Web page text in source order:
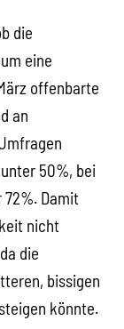
die
eine
offenbarte
an
50%, bei
Damit
nicht
die
bissigen
könnte.